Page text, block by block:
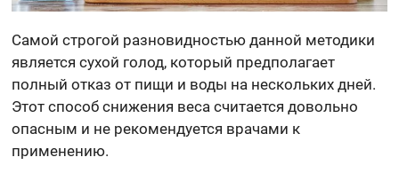
Самой строгой разновидностью данной методики
является сухой голод, который предполагает
полный отказ от пищи и воды на нескольких дней.
Этот способ снижения веса считается довольно
опасным и не рекомендуется врачами к
применению.